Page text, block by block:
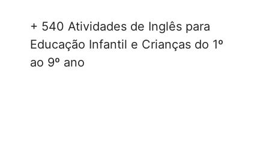
+ 540 Atividades de Inglês para
Educação Infantil e Crianças do 1º
ao 9º ano